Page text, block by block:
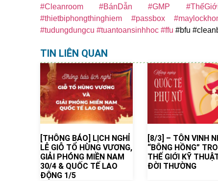
#Cleanroom
#BánDẫn #GMP
#thietbiphongthinghiem
#passbox
#tudungdungcu #tuantoansinhhoc #ffu #bfu
TIN LIÊN QUAN
[THÔNG BÁO] LỊCH NGHỈ
LỄ GIỖ TỔ HÙNG VƯƠNG,
GIẢI PHÓNG MIỀN NAM
30/4 & QUỐC TẾ LAO
ĐỘNG 1/5
[8/3] – TÔN VINH
“BÔNG HỒNG”
THẾ GIỚI KỸ
ĐỜI THƯỜNG